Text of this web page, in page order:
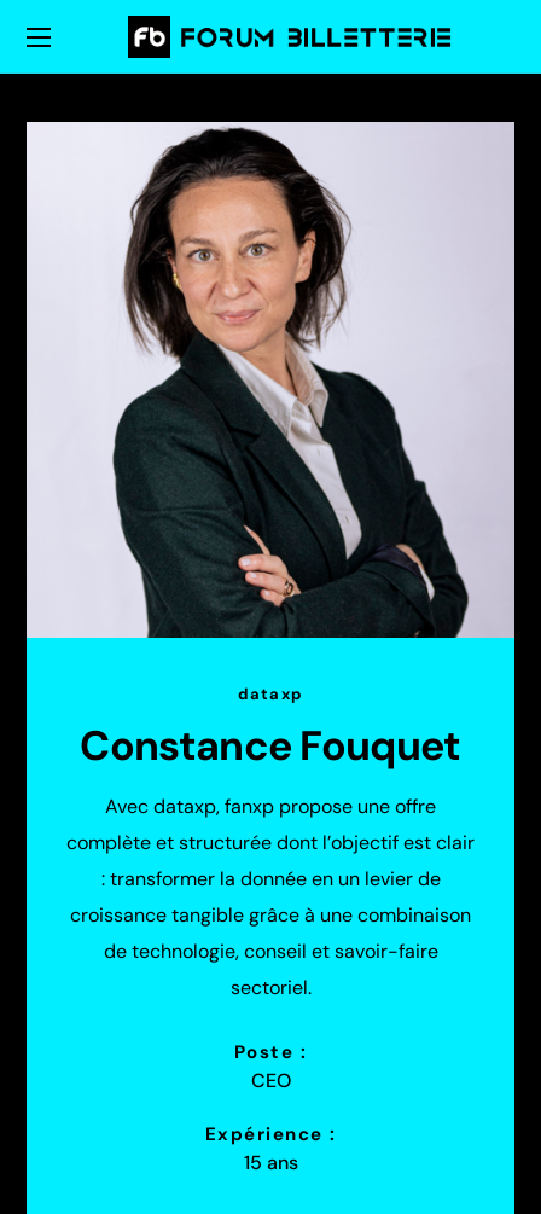
dataxp
Constance Fouquet
Avec dataxp, fanxp propose une offre
complète et structurée dont l’objectif est clair
: transformer la donnée en un levier de
croissance tangible grâce à une combinaison
de technologie, conseil et savoir-faire
sectoriel.
Poste :
CEO
Expérience :
15 ans